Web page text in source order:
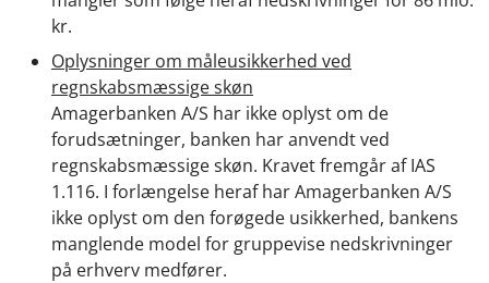
kr.
Oplysninger om måleusikkerhed ved
regnskabsmæssige skøn
Amagerbanken A/S har ikke oplyst om de
forudsætninger, banken har anvendt ved
regnskabsmæssige skøn. Kravet fremgår af IAS
1.116. I forlængelse heraf har Amagerbanken A/S
ikke oplyst om den forøgede usikkerhed, bankens
manglende model for gruppevise nedskrivninger
på erhverv medfører.